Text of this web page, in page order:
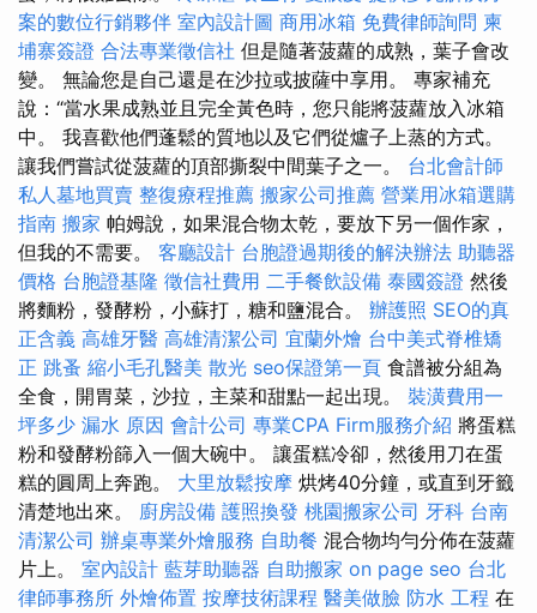
案的數位行銷夥伴 室內設計圖 商用冰箱 免費律師詢問 柬
埔寨簽證 合法專業徵信社 但是隨著菠蘿的成熟，葉子會改
變。 無論您是自己還是在沙拉或披薩中享用。 專家補充
說：“當水果成熟並且完全黃色時，您只能將菠蘿放入冰箱
中。 我喜歡他們蓬鬆的質地以及它們從爐子上蒸的方式。
讓我們嘗試從菠蘿的頂部撕裂中間葉子之一。 台北會計師
私人墓地買賣 整復療程推薦 搬家公司推薦 營業用冰箱選購
指南 搬家 帕姆說，如果混合物太乾，要放下另一個作家，
但我的不需要。 客廳設計 台胞證過期後的解決辦法 助聽器
價格 台胞證基隆 徵信社費用 二手餐飲設備 泰國簽證 然後
將麵粉，發酵粉，小蘇打，糖和鹽混合。 辦護照 SEO的真
正含義 高雄牙醫 高雄清潔公司 宜蘭外燴 台中美式脊椎矯
正 跳蚤 縮小毛孔醫美 散光 seo保證第一頁 食譜被分組為
全食，開胃菜，沙拉，主菜和甜點一起出現。 裝潢費用一
坪多少 漏水 原因 會計公司 專業CPA Firm服務介紹 將蛋糕
粉和發酵粉篩入一個大碗中。 讓蛋糕冷卻，然後用刀在蛋
糕的圓周上奔跑。 大里放鬆按摩 烘烤40分鐘，或直到牙籤
清楚地出來。 廚房設備 護照換發 桃園搬家公司 牙科 台南
清潔公司 辦桌專業外燴服務 自助餐 混合物均勻分佈在菠蘿
片上。 室內設計 藍芽助聽器 自助搬家 on page seo 台北
律師事務所 外燴佈置 按摩技術課程 醫美做臉 防水 工程 在